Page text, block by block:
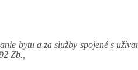
bytu a za služby spojené s
Zb.,